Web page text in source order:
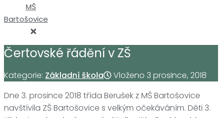
MŠ
Bartošovice
Čertovské řádění v ZŠ
Kategorie: Základní škola Vloženo 3 prosince, 2018
Dne 3. prosince 2018 třída Berušek z MŠ Bartošovice
navštívila ZŠ Bartošovice s velkým očekáváním. Děti 3.